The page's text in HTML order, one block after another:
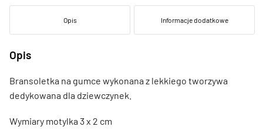
Opis Informacje dodatkowe
Opis
Bransoletka na gumce wykonana z lekkiego tworzywa
dedykowana dla dziewczynek.
Wymiary motylka 3 x 2 cm